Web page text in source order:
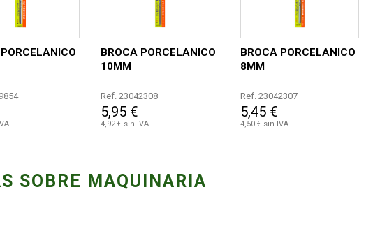
BROCA PORCELANICO
10MM
Ref. 23042308
5,95 €
4,92 € sin IVA
BROCA PORCELANICO
8MM
Ref. 23042307
5,45 €
4,50 € sin IVA
SOBRE MAQUINARIA